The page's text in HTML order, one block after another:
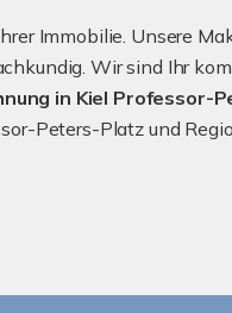
Immobilie. Unsere
Wir sind Ihr
in Kiel Professor-
Peters-Platz und